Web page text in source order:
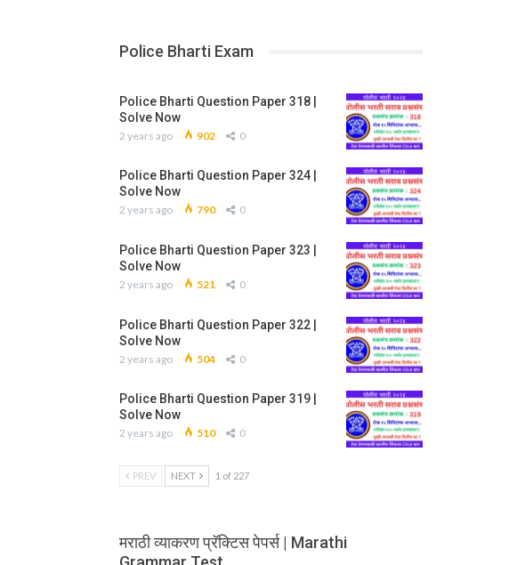
Police Bharti Exam
Police Bharti Question Paper 318 |
Solve Now
2 years ago 902 0
Police Bharti Question Paper 324 |
Solve Now
2 years ago 790 0
Police Bharti Question Paper 323 |
Solve Now
2 years ago 521 0
Police Bharti Question Paper 322 |
Solve Now
2 years ago 504 0
Police Bharti Question Paper 319 |
Solve Now
2 years ago 510 0
PREV NEXT 1 of 227
मराठी व्याकरण प्रॅक्टिस पेपर्स | Marathi